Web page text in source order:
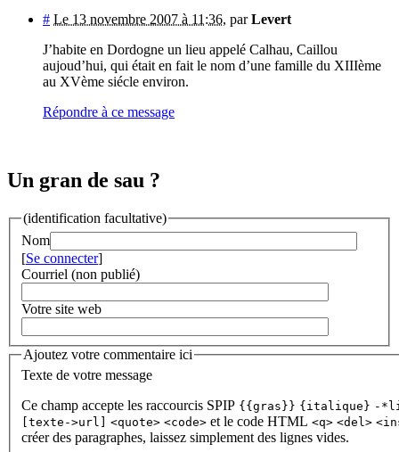
# Le 13 novembre 2007 à 11:36, parLevert
J’habite en Dordogne un lieu appelé Calhau, Caillou
aujoud’hui, qui était en fait le nom d’une famille du XIIIème
au XVème siécle environ.
Répondre à ce message
Un gran de sau ?
(identification facultative)
Nom
[Se connecter]
Courriel (non publié)
Votre site web
Ajoutez votre commentaire ici
Texte de votre message
Ce champ accepte les raccourcis SPIP {{gras}} {italique} -
[texte->url]
<quote> <code> et le code HTML <q> <del>
créer des paragraphes, laissez simplement des lignes vides.